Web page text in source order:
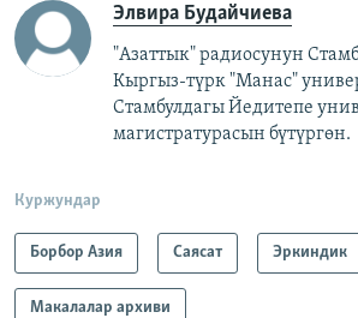
Элвира Будайчиева
"Азаттык" радиосунун
Кыргыз-түрк "Манас"
Стамбулдагы Йедитепе
магистратурасын бүтүргөн.
Куржундар
Борбор Азия Саясат Эркиндик
Макалалар архиви